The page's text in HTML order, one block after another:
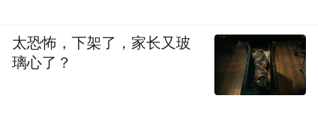
太恐怖，下架了，家长又玻
璃心了？